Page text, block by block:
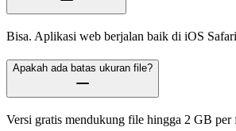
Bisa. Aplikasi web berjalan baik di iOS
Apakah ada batas ukuran file?
Versi gratis mendukung file hingga 2 GB per